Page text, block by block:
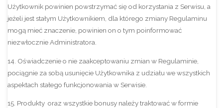
Użytkownik powinien powstrzymać się od korzystania z Serwisu, a
jeżeli jest stałym Użytkownikiem, dla którego zmiany Regulaminu
mogą mieć znaczenie, powinien on o tym poinformować
niezwłocznie Administratora.
14. Oświadczenie o nie zaakceptowaniu zmian w Regulaminie,
pociągnie za sobą usunięcie Użytkownika z udziału we wszystkich
aspektach stałego funkcjonowania w Serwisie.
15. Produkty oraz wszystkie bonusy należy traktować w formie